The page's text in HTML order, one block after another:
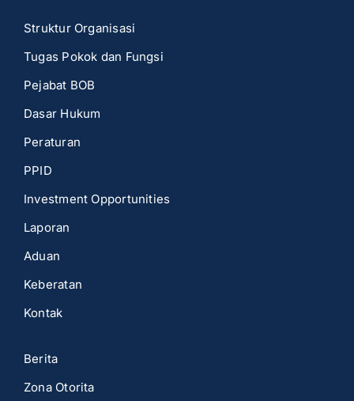
Struktur Organisasi
Tugas Pokok dan Fungsi
Pejabat BOB
Dasar Hukum
Peraturan
PPID
Investment Opportunities
Laporan
Aduan
Keberatan
Kontak
Berita
Zona Otorita